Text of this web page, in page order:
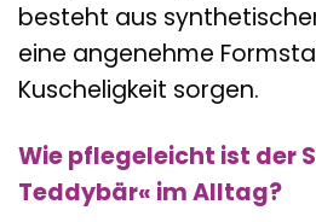
besteht aus
eine angenehme
Kuscheligkeit sorgen.
Wie pflegeleicht ist der
Teddybär« im Alltag?